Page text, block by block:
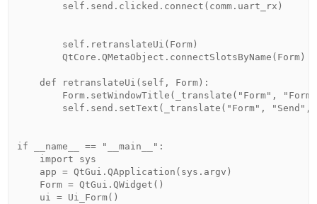
        self.send.clicked.connect(comm.uart_rx)
        self.retranslateUi(Form)
        QtCore.QMetaObject.connectSlotsByName(Form)
    def retranslateUi(self, Form):
Form.setWindowTitle(_translate("Form",
self.send.setText(_translate("Form", "Send",
if __name__ == "__main__":
    import sys
    app = QtGui.QApplication(sys.argv)
    Form = QtGui.QWidget()
    ui = Ui_Form()